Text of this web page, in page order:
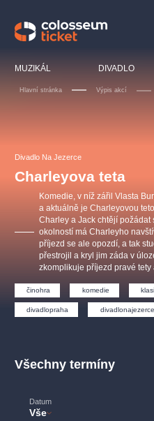
MUZIKÁL DIVADLO
Hlavní stránka Výpis akcí
Divadlo Na Jezerce
Charleyova teta
Komedie, v níž zářil Vlasta
a aktuálně je Charleyovou
Charley a Jack chtějí požádat
okolností má Charleyho
příjezd se ale opozdí, a tak
přestrojil a kryl jim záda v
zkomplikuje příjezd pravé tety
činohra komedie
divadlopraha divadlonajezerce
Všechny termíny
Datum
Vše
OBYČEJNÁ HOLKA
Agentura 44, s.r.o.
s.r.o.
Ostatní hledají
muzikálypraha
Nejnavštěvovanější
muzikálypraha divadlopraha
národnídivadlo činohra